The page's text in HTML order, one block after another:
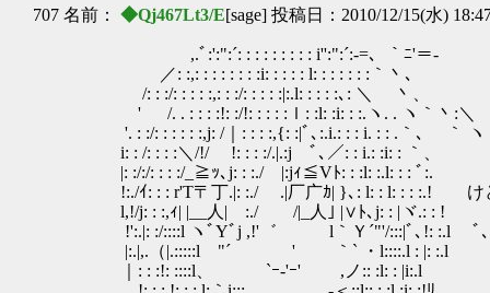
707 名前： ◆Qj467Lt3/E[sage] 投稿日：2010/12/15(水)
,.ﾞ:':":´: : : : : : : : : i'':":´:-=、｀ﾆ'＝-
／: :,: : : : : : : :i: : : : : l: : : : : : :｀丶､
/: : :/: : : : :,: : :/: : : : :|:.l: : : : :､: ＼ 丶、
' /. . : : : :!: :/!: : : : :ｌ: :l: :i: : :.ヽ. . ヽ｀丶:＼
'. : :/: : : : : :,j: /｜: : : :,{: :|ﾞ､:.i.: : : i. : : .｀､ ｀ ヽ
i: : /: : : :＼/!/ !: : : :/.|.:j ﾞ､／: : i.: :i: : ｀、
|: :/:/: : : :/_≧ｯ､j: : :./ |:jｨ≦Vﾄ: : :l: :.l: : : ﾞ:.
!:./ｲ: : : r'T〒丁.|: :./ .|厂广ｶ| }､: l: : l: : : :.! けど
l,!/j: : :,ｨ| |__人| :./ /|_人｣ |∨ﾄ､j: : |ヾ.: : !
!':.|: :/::::l ヽﾞYﾞj ,!'゛ l｀Ｙ´"'/:::|ﾞ､!: :.l ﾞ､:.l か
|:.|,.（|.:::::l "´ ' ｀` ・l::::.l : |: :.l ヾ 連れ
｜: : :!: ::::l、 `ｰ‐'ｰ' ,ノ:: :l: : |i:.l